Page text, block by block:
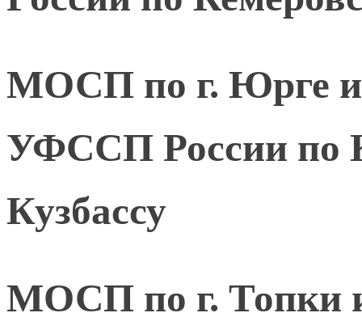
МОСП по г. Юрге
УФССП России по
Кузбассу
МОСП по г. Топки